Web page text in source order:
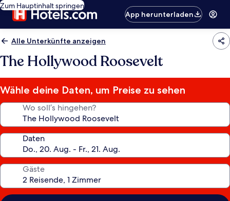
Zum Hauptinhalt springen
App herunterladen
Alle Unterkünfte anzeigen
The Hollywood Roosevelt
Wähle deine Daten, um Preise zu sehen
Wo soll’s hingehen?
Daten
Gäste